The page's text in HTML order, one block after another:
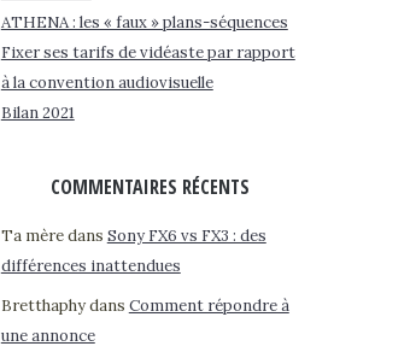
ATHENA : les « faux » plans-séquences
Fixer ses tarifs de vidéaste par rapport
à la convention audiovisuelle
Bilan 2021
COMMENTAIRES RÉCENTS
Ta mèredans Sony FX6 vs FX3 : des
différences inattendues
Bretthaphydans Comment répondre à
une annonce